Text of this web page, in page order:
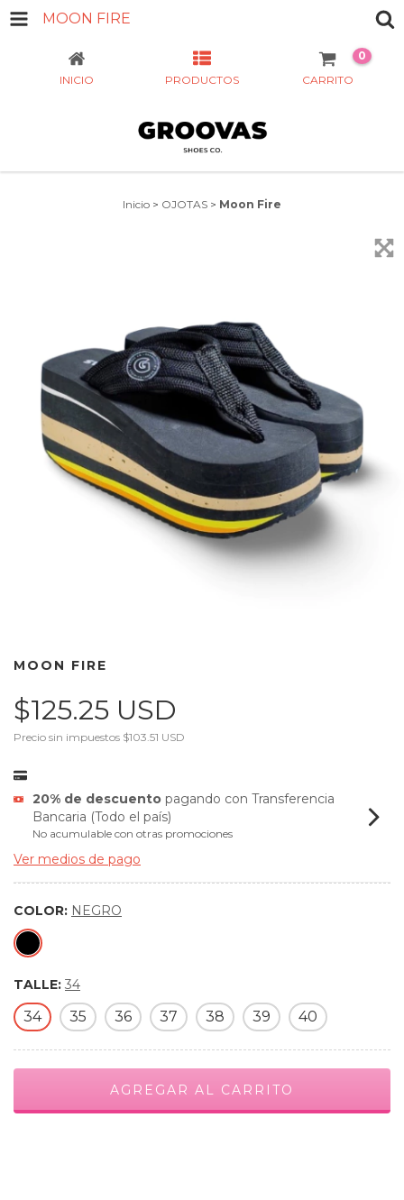
MOON FIRE
INICIO PRODUCTOS CARRITO
0
Inicio > OJOTAS > Moon Fire
MOON FIRE
$125.25 USD
Precio sin impuestos $103.51 USD
20% de descuentopagando con Transferencia
Bancaria (Todo el país)
No acumulable con otras promociones
Ver medios de pago
COLOR: NEGRO
TALLE: 34
34 35 36 37 38 39 40